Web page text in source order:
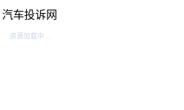
汽车投诉网
资源加载中...